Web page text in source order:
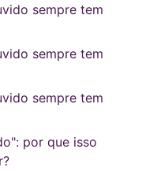
sempre tem
sempre tem
sempre tem
por que isso